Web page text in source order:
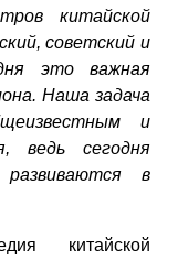
китайской
советский и
это важная
Наша задача
и
ведь сегодня
в
китайской